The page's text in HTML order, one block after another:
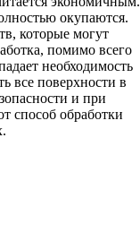
окупаются.
которые могут
помимо всего
необходимость
все поверхности в
и при
способ обработки